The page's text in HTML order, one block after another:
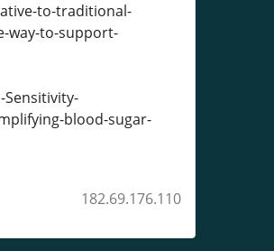
to-traditional-
way-to-support-
blood-sugar-
182.69.176.110